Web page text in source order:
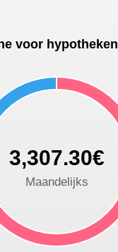
voor hypotheken
3,307.30€
Maandelijks